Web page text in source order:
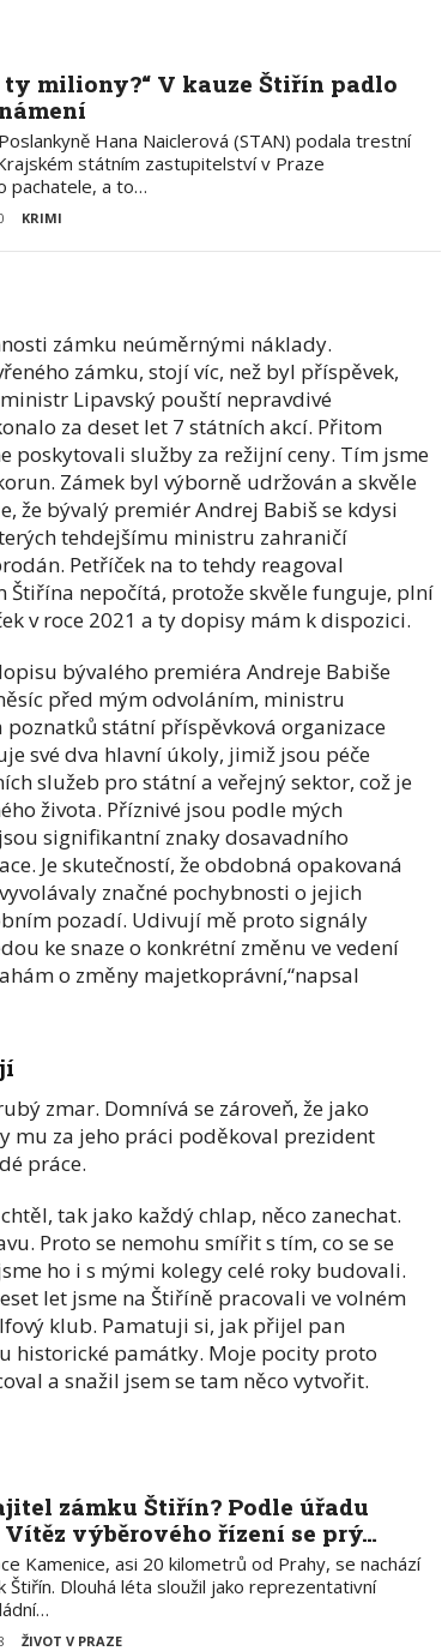
ty miliony?“ V kauze Štiřín padlo
Hana Naiclerová (STAN) podala trestní
státním zastupitelství v Praze
pachatele, a to…
KRIMI
zámku neúměrnými náklady.
zámku, stojí víc, než byl příspěvek,
Lipavský pouští nepravdivé
za deset let 7 státních akcí. Přitom
poskytovali služby za režijní ceny. Tím jsme
Zámek byl výborně udržován a skvěle
že bývalý premiér Andrej Babiš se kdysi
tehdejšímu ministru zahraničí
Petříček na to tehdy reagoval
Štiřína nepočítá, protože skvěle funguje, plní
v roce 2021 a ty dopisy mám k dispozici.
bývalého premiéra Andreje Babiše
před mým odvoláním, ministru
státní příspěvková organizace
své dva hlavní úkoly, jimiž jsou péče
služeb pro státní a veřejný sektor, což je
života. Příznivé jsou podle mých
signifikantní znaky dosavadního
Je skutečností, že obdobná opakovaná
značné pochybnosti o jejich
pozadí. Udivují mě proto signály
ke snaze o konkrétní změnu ve vedení
o změny majetkoprávní,“napsal
zmar. Domnívá se zároveň, že jako
mu za jeho práci poděkoval prezident
práce.
tak jako každý chlap, něco zanechat.
Proto se nemohu smířit s tím, co se se
ho i s mými kolegy celé roky budovali.
let jsme na Štiříně pracovali ve volném
klub. Pamatuji si, jak přijel pan
historické památky. Moje pocity proto
a snažil jsem se tam něco vytvořit.
zámku Štiřín? Podle úřadu
Vítěz výběrového řízení se prý…
Kamenice, asi 20 kilometrů od Prahy, se nachází
Štiřín. Dlouhá léta sloužil jako reprezentativní
ŽIVOT V PRAZE